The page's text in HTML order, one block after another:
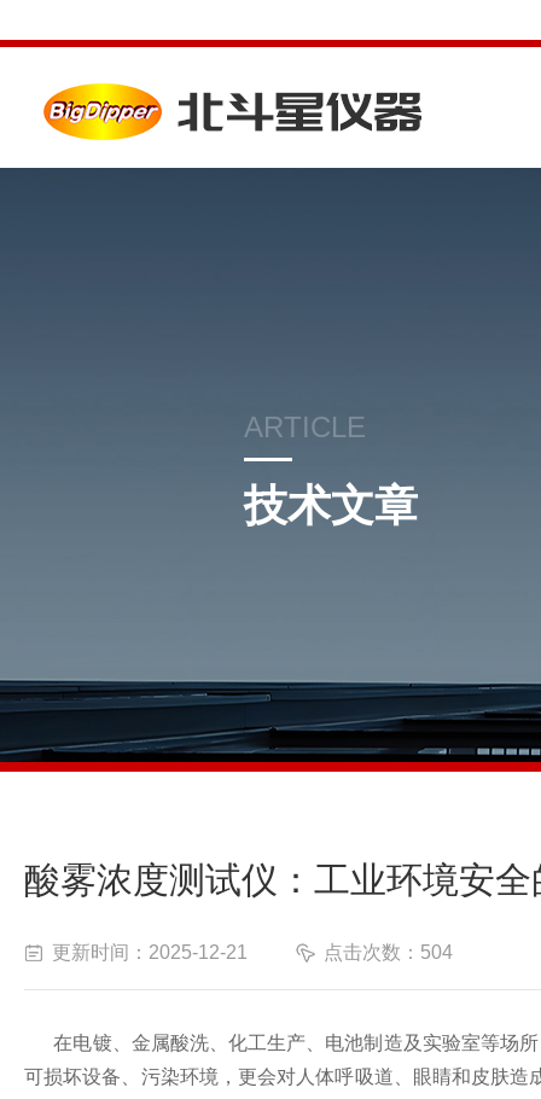
ARTICLE
技术文章
酸雾浓度测试仪：工业环境安
更新时间：2025-12-21 点击次数：504
在电镀、金属酸洗、化工生产、电池制造及实验室等场所
可损坏设备、污染环境，更会对人体呼吸道、眼睛和皮肤